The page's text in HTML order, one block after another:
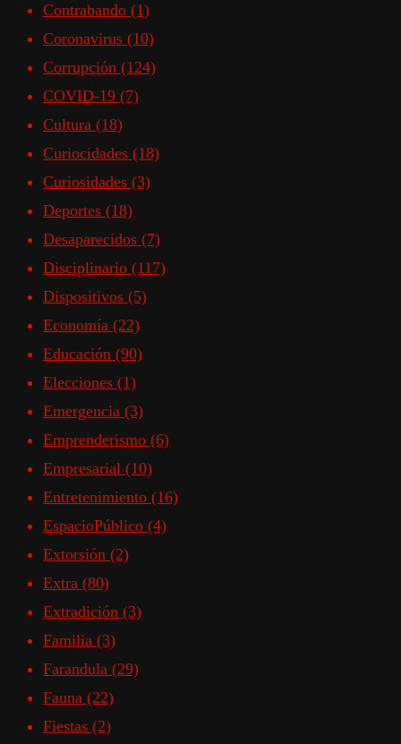
Contrabando (1)
Coronavirus (10)
Corrupción (124)
COVID-19 (7)
Cultura (18)
Curiocidades (18)
Curiosidades (3)
Deportes (18)
Desaparecidos (7)
Disciplinario (117)
Dispositivos (5)
Economía (22)
Educación (90)
Elecciones (1)
Emergencia (3)
Emprenderismo (6)
Empresarial (10)
Entretenimiento (16)
EspacioPúblico (4)
Extorsión (2)
Extra (80)
Extradición (3)
Familia (3)
Farandula (29)
Fauna (22)
Fiestas (2)